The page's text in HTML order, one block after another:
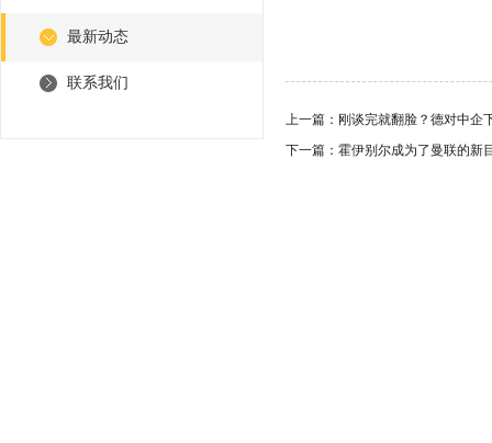
最新动态
联系我们
上一篇： 刚谈完就翻脸？德对中企
下一篇： 霍伊别尔成为了曼联的新